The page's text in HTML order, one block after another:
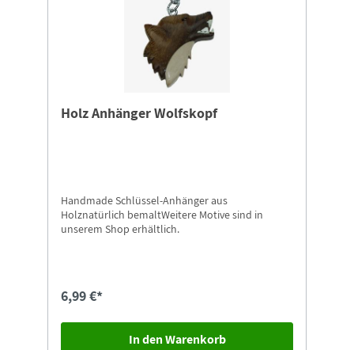
Holz Anhänger Wolfskopf
Handmade Schlüssel-Anhänger aus
Holznatürlich bemaltWeitere Motive sind in
unserem Shop erhältlich.
6,99 €*
In den Warenkorb